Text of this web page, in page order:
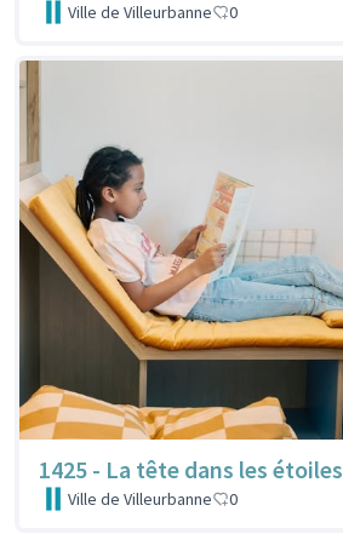
Ville de Villeurbanne 0
1425 - La tête dans les étoiles
Ville de Villeurbanne 0